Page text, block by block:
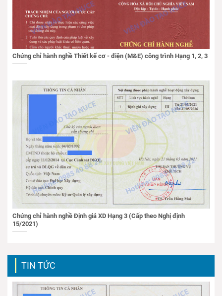
Chứng chỉ hành nghề Thiết kế cơ - điện (M&E) công trình Hạng 1, 2, 3
Chứng chỉ hành nghề Định giá XD Hạng 3 (Cấp theo Nghị định
15/2021)
TIN TỨC